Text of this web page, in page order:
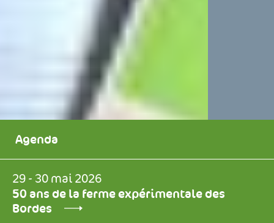
Agenda
29 - 30 mai 2026
50 ans de la ferme expérimentale des
Bordes